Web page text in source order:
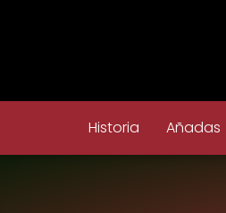
Historia Añadas